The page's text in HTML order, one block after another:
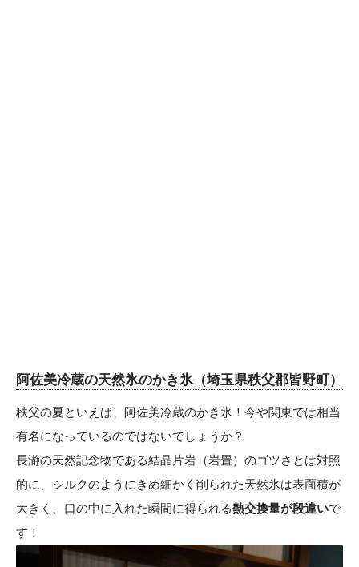
阿佐美冷蔵の天然氷のかき氷（埼玉県秩父郡皆野町）
秩父の夏といえば、阿佐美冷蔵のかき氷！今や関東では相当
有名になっているのではないでしょうか？
長瀞の天然記念物である結晶片岩（岩畳）のゴツさとは対照
的に、シルクのようにきめ細かく削られた天然氷は表面積が
大きく、口の中に入れた瞬間に得られる熱交換量が段違いで
す！